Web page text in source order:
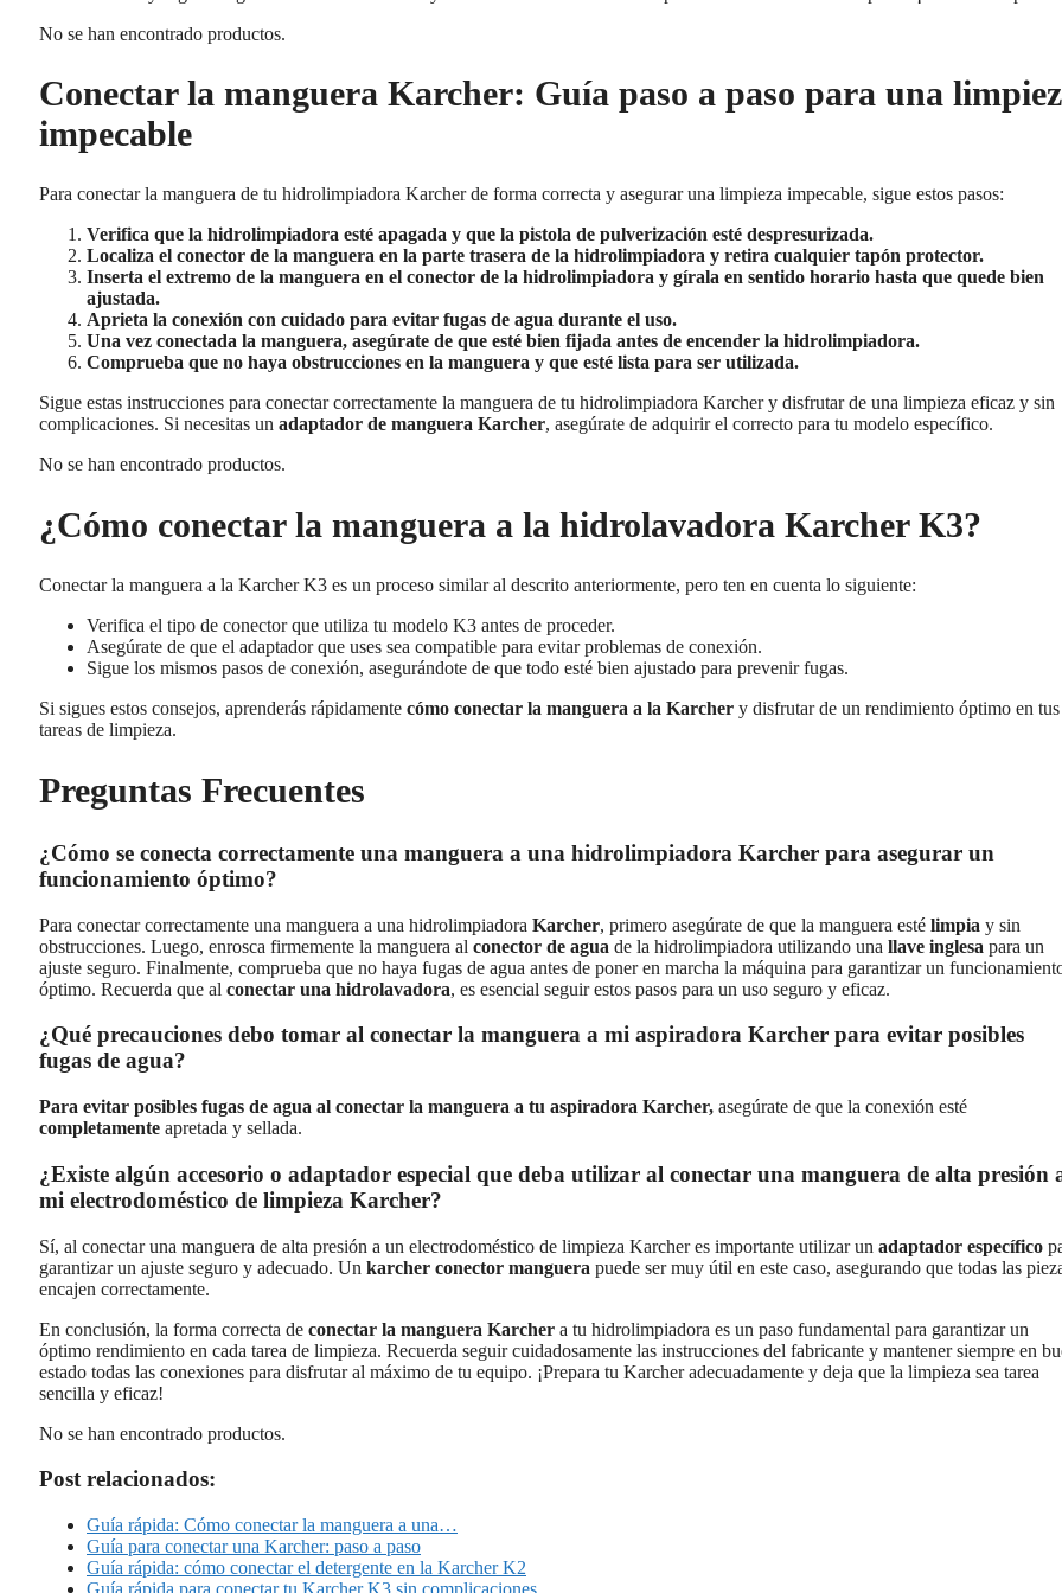
No se han encontrado productos.
Conectar la manguera Karcher: Guía paso a paso para una
impecable
Para conectar la manguera de tu hidrolimpiadora Karcher de forma correcta y asegurar una limpieza impecable, sigue estos pasos:
Verifica que la hidrolimpiadora esté apagada y que la pistola de pulverización esté despresurizada.
Localiza el conector de la manguera en la parte trasera de la hidrolimpiadora y retira cualquier tapón protector.
Inserta el extremo de la manguera en el conector de la hidrolimpiadora y gírala en sentido horario hasta que quede bien
ajustada.
Aprieta la conexión con cuidado para evitar fugas de agua durante el uso.
Una vez conectada la manguera, asegúrate de que esté bien fijada antes de encender la hidrolimpiadora.
Comprueba que no haya obstrucciones en la manguera y que esté lista para ser utilizada.
Sigue estas instrucciones para conectar correctamente la manguera de tu hidrolimpiadora Karcher y disfrutar de una limpieza eficaz y sin
complicaciones. Si necesitas un adaptador de manguera Karcher, asegúrate de adquirir el correcto para tu modelo específico.
No se han encontrado productos.
¿Cómo conectar la manguera a la hidrolavadora Karcher K3?
Conectar la manguera a la Karcher K3 es un proceso similar al descrito anteriormente, pero ten en cuenta lo siguiente:
Verifica el tipo de conector que utiliza tu modelo K3 antes de proceder.
Asegúrate de que el adaptador que uses sea compatible para evitar problemas de conexión.
Sigue los mismos pasos de conexión, asegurándote de que todo esté bien ajustado para prevenir fugas.
Si sigues estos consejos, aprenderás rápidamente cómo conectar la manguera a la Karcher y disfrutar de un rendimiento óptimo en tus
tareas de limpieza.
Preguntas Frecuentes
¿Cómo se conecta correctamente una manguera a una hidrolimpiadora Karcher para asegurar un
funcionamiento óptimo?
Para conectar correctamente una manguera a una hidrolimpiadora Karcher, primero asegúrate de que la manguera esté limpia y sin
obstrucciones. Luego, enrosca firmemente la manguera al conector de agua de la hidrolimpiadora utilizando una llave inglesa para un
ajuste seguro. Finalmente, comprueba que no haya fugas de agua antes de poner en marcha la máquina para garantizar un
óptimo. Recuerda que al conectar una hidrolavadora, es esencial seguir estos pasos para un uso seguro y eficaz.
¿Qué precauciones debo tomar al conectar la manguera a mi aspiradora Karcher para evitar posibles
fugas de agua?
Para evitar posibles fugas de agua al conectar la manguera a tu aspiradora Karcher, asegúrate de que la conexión esté
completamente apretada y sellada.
¿Existe algún accesorio o adaptador especial que deba utilizar al conectar una manguera de alta presión
mi electrodoméstico de limpieza Karcher?
Sí, al conectar una manguera de alta presión a un electrodoméstico de limpieza Karcher es importante utilizar un adaptador específico
garantizar un ajuste seguro y adecuado. Un karcher conector manguera puede ser muy útil en este caso, asegurando que todas las
encajen correctamente.
En conclusión, la forma correcta de conectar la manguera Karcher a tu hidrolimpiadora es un paso fundamental para garantizar un
óptimo rendimiento en cada tarea de limpieza. Recuerda seguir cuidadosamente las instrucciones del fabricante y mantener siempre en
estado todas las conexiones para disfrutar al máximo de tu equipo. ¡Prepara tu Karcher adecuadamente y deja que la limpieza sea tarea
sencilla y eficaz!
No se han encontrado productos.
Post relacionados:
Guía rápida: Cómo conectar la manguera a una…
Guía para conectar una Karcher: paso a paso
Guía rápida: cómo conectar el detergente en la Karcher K2
Guía rápida para conectar tu Karcher K3 sin complicaciones